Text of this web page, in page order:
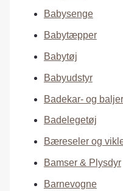
Babysenge
Babytæpper
Babytøj
Babyudstyr
Badekar- og
Badelegetøj
Bæreseler og
Bamser & Plysdyr
Barnevogne